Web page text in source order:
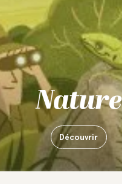
Nature
Découvrir